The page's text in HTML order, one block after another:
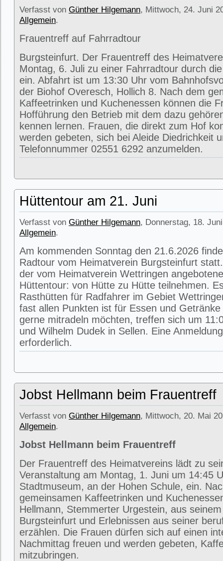
Verfasst von Günther Hilgemann, Mittwoch, 24. Juni
Allgemein.
Frauentreff auf Fahrradtour
Burgsteinfurt. Der Frauentreff des
Montag, 6. Juli zu einer Fahrradtour durch
ein. Abfahrt ist um 13:30 Uhr vom
der Biohof Overesch, Hollich 8. Nach dem
Kaffeetrinken und Kuchenessen können die
Hofführung den Betrieb mit dem dazu
kennen lernen. Frauen, die direkt zum Hof
werden gebeten, sich bei Aleide Diedrichkeit
Telefonnummer 02551 6292 anzumelden.
Hüttentour am 21. Juni
Verfasst von Günther Hilgemann, Donnerstag, 18.
Allgemein.
Am kommenden Sonntag den 21.6.2026
Radtour vom Heimatverein Burgsteinfurt
der vom Heimatverein Wettringen
Hüttentour: von Hütte zu Hütte teilnehmen.
Rasthütten für Radfahrer im Gebiet
fast allen Punkten ist für Essen und
gerne mitradeln möchten, treffen sich um
und Wilhelm Dudek in Sellen. Eine
erforderlich.
Jobst Hellmann beim Frauentreff
Verfasst von Günther Hilgemann, Mittwoch, 20. Mai
Allgemein.
Jobst Hellmann beim Frauentreff
Der Frauentreff des Heimatvereins lädt zu
Veranstaltung am Montag, 1. Juni um 14:45
Stadtmuseum, an der Hohen Schule, ein.
gemeinsamen Kaffeetrinken und
Hellmann, Stemmerter Urgestein, aus
Burgsteinfurt und Erlebnissen aus seiner
erzählen. Die Frauen dürfen sich auf einen
Nachmittag freuen und werden gebeten,
mitzubringen.